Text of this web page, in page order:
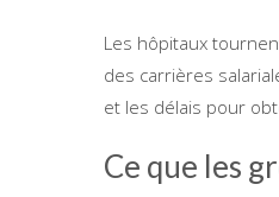
Les hôpitaux
des carrières
et les délais pour
Ce que les